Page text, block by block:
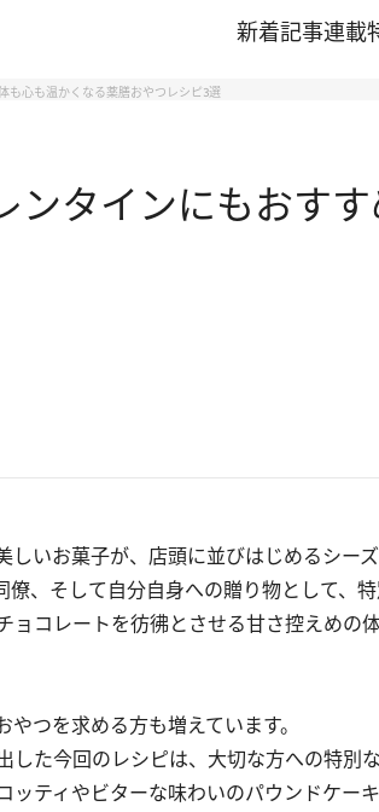
新着記事連載
も心も温かくなる薬膳おやつレシピ3選
ンタインにもおす
いお菓子が、店頭に並びはじめるシー
、そして自分自身への贈り物として、
コレートを彷彿とさせる甘さ控えめの
つを求める方も増えています。
た今回のレシピは、大切な方への特別な
ティやビターな味わいのパウンドケー